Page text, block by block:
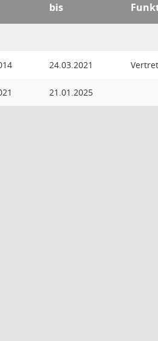
bis
24.03.2021
21.01.2025